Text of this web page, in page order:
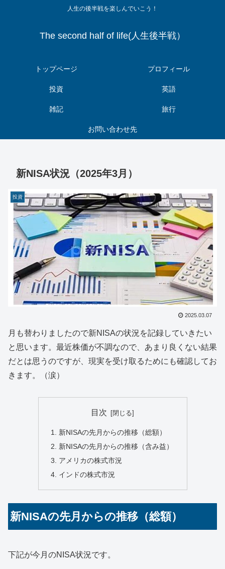
人生の後半戦を楽しんでいこう！
The second half of life(人生後半戦）
トップページ プロフィール
投資 英語
雑記 旅行
お問い合わせ先
新NISA状況（2025年3月）
投資
2025.03.07
月も替わりましたので新NISAの状況を記録していきたい
と思います。最近株価が不調なので、あまり良くない結果
だとは思うのですが、現実を受け取るためにも確認してお
きます。（涙）
目次
新NISAの先月からの推移（総額）
新NISAの先月からの推移（含み益）
アメリカの株式市況
インドの株式市況
新NISAの先月からの推移（総額）
下記が今月のNISA状況です。